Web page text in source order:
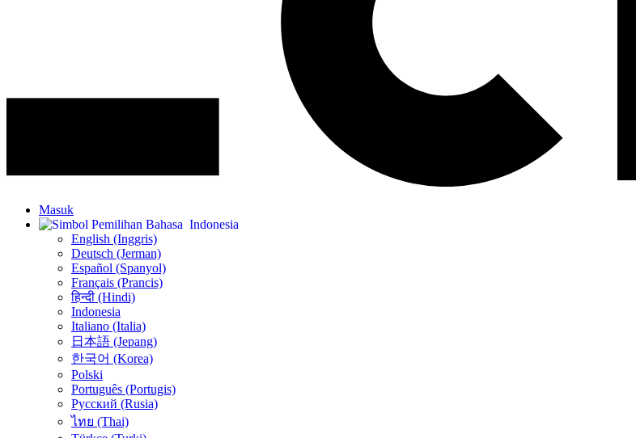
Masuk
Indonesia
English (Inggris)
Deutsch (Jerman)
Español (Spanyol)
Français (Prancis)
हिन्दी (Hindi)
Indonesia
Italiano (Italia)
日本語 (Jepang)
한국어 (Korea)
Polski
Português (Portugis)
Русский (Rusia)
ไทย (Thai)